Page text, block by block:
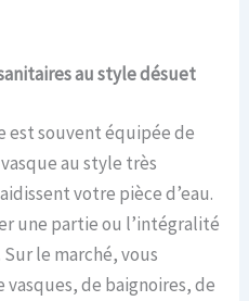
au style désuet
est souvent équipée de
au style très
votre pièce d’eau.
une partie ou l’intégralité
le marché, vous
de baignoires, de